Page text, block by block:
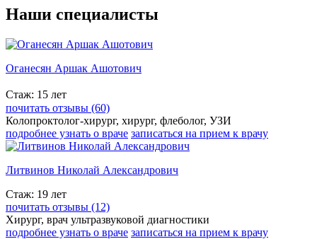
Наши специалисты
Оганесян Аршак Ашотович
Стаж: 15 лет
почитать отзывы (60)
Колопроктолог-хирург, хирург, флеболог, УЗИ
подробнее узнать о враче записаться на прием к врачу
Литвинов Николай Александрович
Стаж: 19 лет
почитать отзывы (12)
Хирург, врач ультразвуковой диагностики
подробнее узнать о враче записаться на прием к врачу